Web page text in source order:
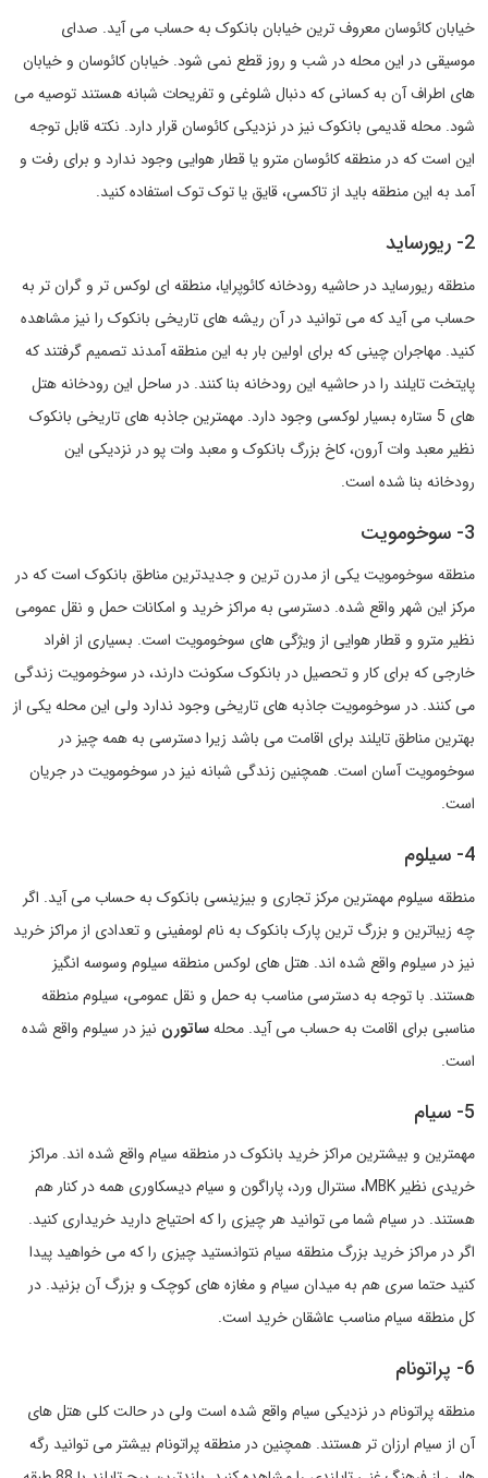
خیابان کائوسان معروف ترین خیابان بانکوک به حساب می آید. صدای
موسیقی در این محله در شب و روز قطع نمی شود. خیابان کائوسان و خیابان
های اطراف آن به کسانی که دنبال شلوغی و تفریحات شبانه هستند توصیه می
شود. محله قدیمی بانکوک نیز در نزدیکی کائوسان قرار دارد. نکته قابل توجه
این است که در منطقه کائوسان مترو یا قطار هوایی وجود ندارد و برای رفت و
آمد به این منطقه باید از تاکسی، قایق یا توک توک استفاده کنید.
2- ریورساید
منطقه ریورساید در حاشیه رودخانه کائوپرایا، منطقه ای لوکس تر و گران تر به
حساب می آید که می توانید در آن ریشه های تاریخی بانکوک را نیز مشاهده
کنید. مهاجران چینی که برای اولین بار به این منطقه آمدند تصمیم گرفتند که
پایتخت تایلند را در حاشیه این رودخانه بنا کنند. در ساحل این رودخانه هتل
های 5 ستاره بسیار لوکسی وجود دارد. مهمترین جاذبه های تاریخی بانکوک
نظیر معبد وات آرون، کاخ بزرگ بانکوک و معبد وات پو در نزدیکی این
رودخانه بنا شده است.
3- سوخومویت
منطقه سوخومویت یکی از مدرن ترین و جدیدترین مناطق بانکوک است که در
مرکز این شهر واقع شده. دسترسی به مراکز خرید و امکانات حمل و نقل عمومی
نظیر مترو و قطار هوایی از ویژگی های سوخومویت است. بسیاری از افراد
خارجی که برای کار و تحصیل در بانکوک سکونت دارند، در سوخومویت زندگی
می کنند. در سوخومویت جاذبه های تاریخی وجود ندارد ولی این محله یکی از
بهترین مناطق تایلند برای اقامت می باشد زیرا دسترسی به همه چیز در
سوخومویت آسان است. همچنین زندگی شبانه نیز در سوخومویت در جریان
است.
4- سیلوم
منطقه سیلوم مهمترین مرکز تجاری و بیزینسی بانکوک به حساب می آید. اگر
چه زیباترین و بزرگ ترین پارک بانکوک به نام لومفینی و تعدادی از مراکز خرید
نیز در سیلوم واقع شده اند. هتل های لوکس منطقه سیلوم وسوسه انگیز
هستند. با توجه به دسترسی مناسب به حمل و نقل عمومی، سیلوم منطقه
مناسبی برای اقامت به حساب می آید. محلهساتورن نیز در سیلوم واقع شده
است.
5- سیام
مهمترین و بیشترین مراکز خرید بانکوک در منطقه سیام واقع شده اند. مراکز
خریدی نظیر MBK، سنترال ورد، پاراگون و سیام دیسکاوری همه در کنار هم
هستند. در سیام شما می توانید هر چیزی را که احتیاج دارید خریداری کنید.
اگر در مراکز خرید بزرگ منطقه سیام نتوانستید چیزی را که می خواهید پیدا
کنید حتما سری هم به میدان سیام و مغازه های کوچک و بزرگ آن بزنید. در
کل منطقه سیام مناسب عاشقان خرید است.
6- پراتونام
منطقه پراتونام در نزدیکی سیام واقع شده است ولی در حالت کلی هتل های
آن از سیام ارزان تر هستند. همچنین در منطقه پراتونام بیشتر می توانید رگه